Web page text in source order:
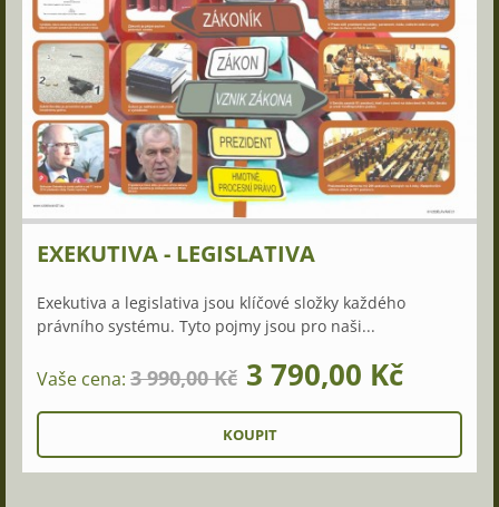
EXEKUTIVA - LEGISLATIVA
Exekutiva a legislativa jsou klíčové složky každého
právního systému. Tyto pojmy jsou pro naši...
Vaše cena: 3 990,00 Kč 3 790,00 Kč